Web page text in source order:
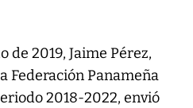
de 2019, Jaime Pérez,
Federación Panameña
2018-2022, envió